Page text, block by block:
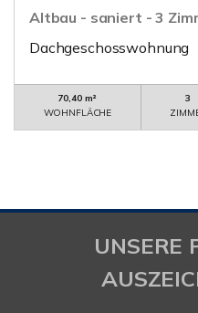
Altbau - saniert - 3
Dachgeschosswohnung
70,40 m²
WOHNFLÄCHE
3
UNSERE